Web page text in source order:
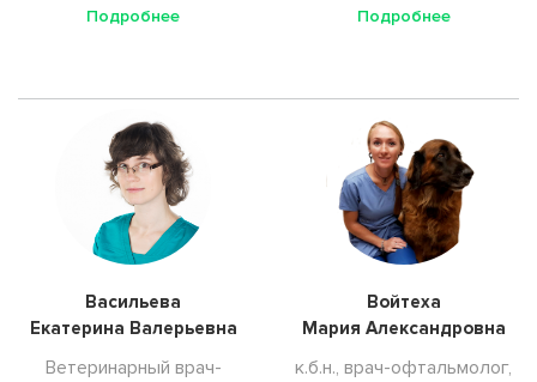
Подробнее Подробнее
Васильева
Екатерина Валерьевна
Ветеринарный врач-
Войтеха
Мария Александровна
к.б.н., врач-офтальмолог,